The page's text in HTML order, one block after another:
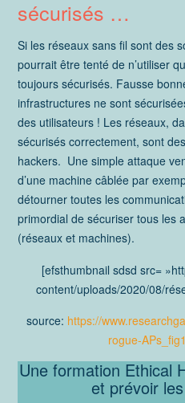
sécurisés …
Si les réseaux sans fil sont des
pourrait être tenté de n’utiliser
toujours sécurisés. Fausse
infrastructures ne sont
des utilisateurs ! Les réseaux,
sécurisés correctement, sont
hackers. Une simple attaque
d’une machine câblée par
détourner toutes les
primordial de sécuriser tous les
(réseaux et machines).
[efsthumbnail sdsd src=
content/uploads/2020/08/
source: https://
rogue-
Une formation Ethical
et prévoir